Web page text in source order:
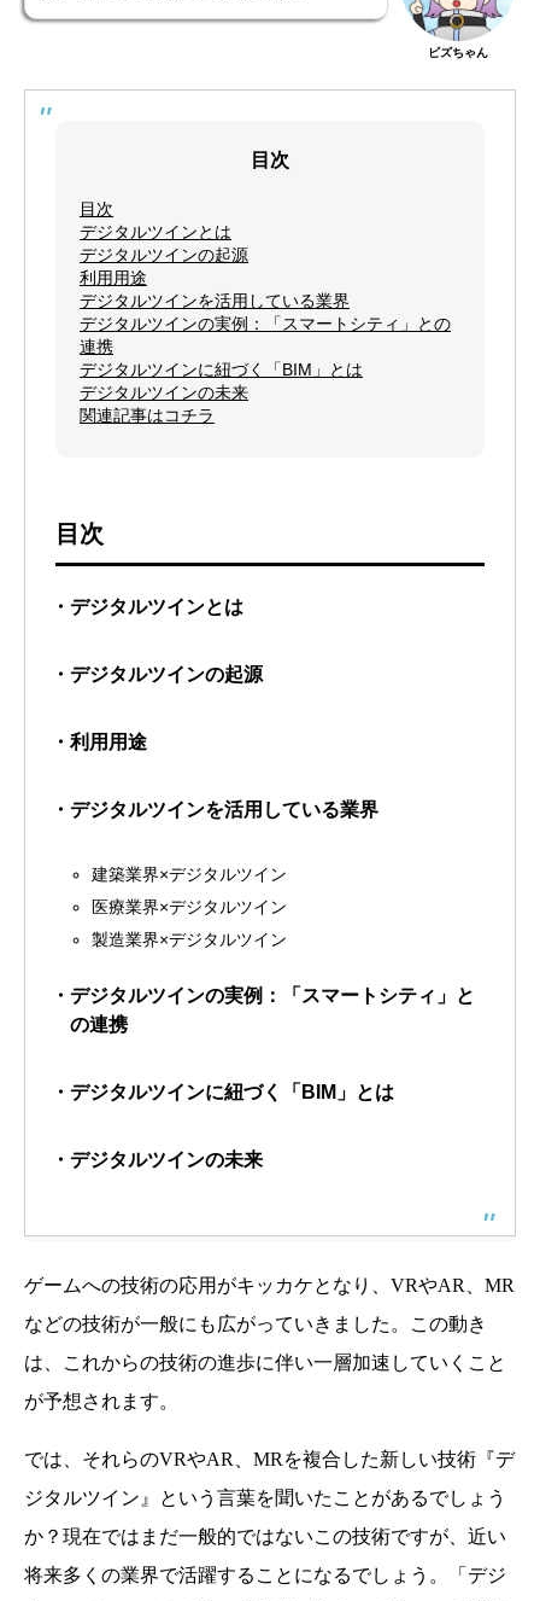
ビズちゃん
目次
目次
デジタルツインとは
デジタルツインの起源
利用用途
デジタルツインを活用している業界
デジタルツインの実例：「スマートシティ」との
連携
デジタルツインに紐づく「BIM」とは
デジタルツインの未来
関連記事はコチラ
目次
・デジタルツインとは
・デジタルツインの起源
・利用用途
・デジタルツインを活用している業界
建築業界×デジタルツイン
医療業界×デジタルツイン
製造業界×デジタルツイン
・デジタルツインの実例：「スマートシティ」と
の連携
・デジタルツインに紐づく「BIM」とは
・デジタルツインの未来
ゲームへの技術の応用がキッカケとなり、VRやAR、MR
などの技術が一般にも広がっていきました。この動き
は、これからの技術の進歩に伴い一層加速していくこと
が予想されます。
では、それらのVRやAR、MRを複合した新しい技術『デ
ジタルツイン』という言葉を聞いたことがあるでしょう
か？現在ではまだ一般的ではないこの技術ですが、近い
将来多くの業界で活躍することになるでしょう。「デジ